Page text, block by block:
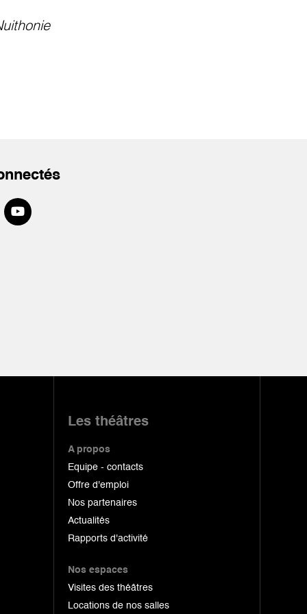
Les théâtres
A propos
Equipe - contacts
Offre d'emploi
Nos partenaires
Actualités
Rapports d'activité
Nos espaces
Visites des théâtres
Locations de nos salles